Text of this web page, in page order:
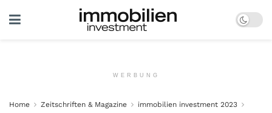
WERBUNG
Home Zeitschriften & Magazine
immobilien investment 2023